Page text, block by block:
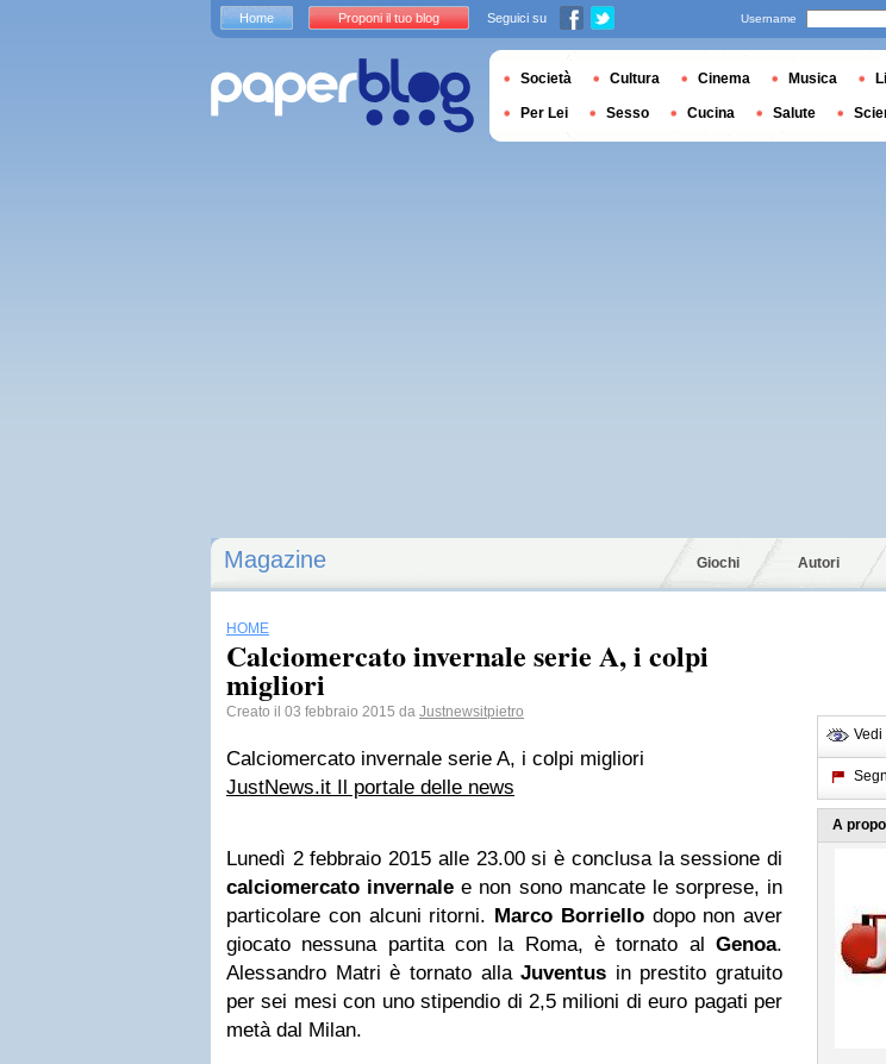
Magazine Giochi Autori
HOME
Calciomercato invernale serie A, i colpi
migliori
Creato il 03 febbraio 2015 da Justnewsitpietro
Calciomercato invernale serie A, i colpi migliori
JustNews.it Il portale delle news
Lunedì 2 febbraio 2015 alle 23.00 si è conclusa la sessione di
calciomercato invernale e non sono mancate le sorprese, in
particolare con alcuni ritorni. Marco Borriellodopo non aver
giocato nessuna partita con la Roma, è tornato al Genoa.
Alessandro Matri è tornato allaJuventus in prestito gratuito
per sei mesi con uno stipendio di 2,5 milioni di euro pagati per
metà dal Milan.
Vedi
A
Home Proponi il tuo blog Seguici su Username
Società Cultura Cinema Musica
Per Lei Sesso Cucina Salute